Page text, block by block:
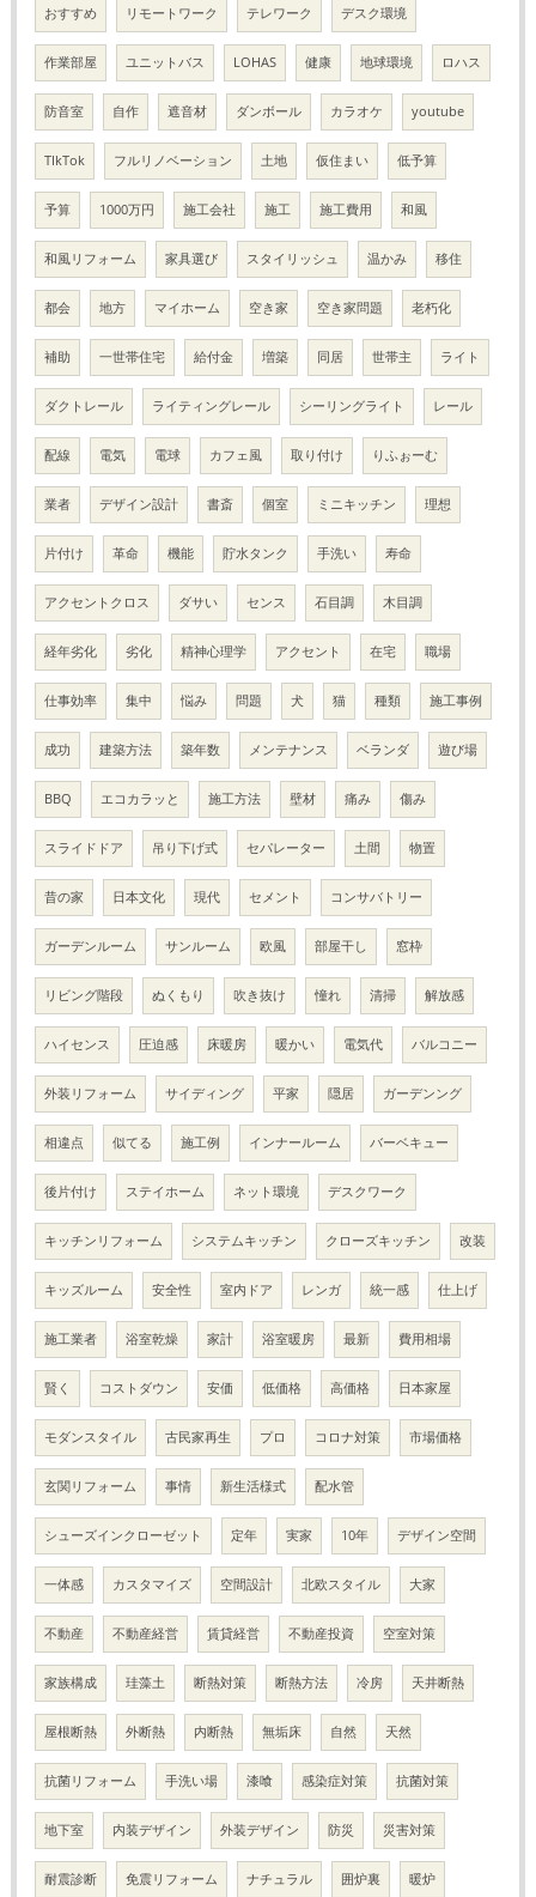
おすすめ リモートワーク テレワーク デスク環境
作業部屋 ユニットバス LOHAS 健康 地球環境 ロハス
防音室 自作 遮音材 ダンボール カラオケ youtube
TIkTok フルリノベーション 土地 仮住まい 低予算
予算 1000万円 施工会社 施工 施工費用 和風
和風リフォーム 家具選び スタイリッシュ 温かみ 移住
都会 地方 マイホーム 空き家 空き家問題 老朽化
補助 一世帯住宅 給付金 増築 同居 世帯主 ライト
ダクトレール ライティングレール シーリングライト レール
配線 電気 電球 カフェ風 取り付け りふぉーむ
業者 デザイン設計 書斎 個室 ミニキッチン 理想
片付け 革命 機能 貯水タンク 手洗い 寿命
アクセントクロス ダサい センス 石目調 木目調
経年劣化 劣化 精神心理学 アクセント 在宅 職場
仕事効率 集中 悩み 問題 犬 猫 種類 施工事例
成功 建築方法 築年数 メンテナンス ベランダ 遊び場
BBQ エコカラッと 施工方法 壁材 痛み 傷み
スライドドア 吊り下げ式 セパレーター 土間 物置
昔の家 日本文化 現代 セメント コンサバトリー
ガーデンルーム サンルーム 欧風 部屋干し 窓枠
リビング階段 ぬくもり 吹き抜け 憧れ 清掃 解放感
ハイセンス 圧迫感 床暖房 暖かい 電気代 バルコニー
外装リフォーム サイディング 平家 隠居 ガーデンング
相違点 似てる 施工例 インナールーム バーベキュー
後片付け ステイホーム ネット環境 デスクワーク
キッチンリフォーム システムキッチン クローズキッチン 改装
キッズルーム 安全性 室内ドア レンガ 統一感 仕上げ
施工業者 浴室乾燥 家計 浴室暖房 最新 費用相場
賢く コストダウン 安価 低価格 高価格 日本家屋
モダンスタイル 古民家再生 プロ コロナ対策 市場価格
玄関リフォーム 事情 新生活様式 配水管
シューズインクローゼット 定年 実家 10年 デザイン空間
一体感 カスタマイズ 空間設計 北欧スタイル 大家
不動産 不動産経営 賃貸経営 不動産投資 空室対策
家族構成 珪藻土 断熱対策 断熱方法 冷房 天井断熱
屋根断熱 外断熱 内断熱 無垢床 自然 天然
抗菌リフォーム 手洗い場 漆喰 感染症対策 抗菌対策
地下室 内装デザイン 外装デザイン 防災 災害対策
耐震診断 免震リフォーム ナチュラル 囲炉裏 暖炉